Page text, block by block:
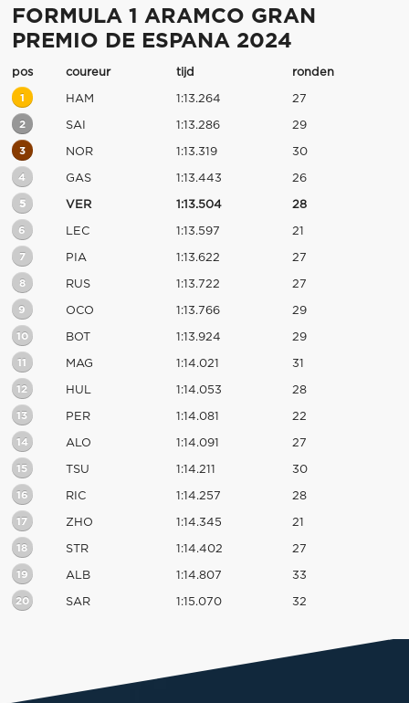
FORMULA 1 ARAMCO GRAN
PREMIO DE ESPANA 2024
pos coureur tijd ronden
1 HAM 1:13.264 27
2 SAI 1:13.286 29
3 NOR 1:13.319 30
4 GAS 1:13.443 26
5 VER 1:13.504 28
6 LEC 1:13.597 21
7 PIA 1:13.622 27
8 RUS 1:13.722 27
9 OCO 1:13.766 29
10 BOT 1:13.924 29
11 MAG 1:14.021 31
12 HUL 1:14.053 28
13 PER 1:14.081 22
14 ALO 1:14.091 27
15 TSU 1:14.211 30
16 RIC 1:14.257 28
17 ZHO 1:14.345 21
18 STR 1:14.402 27
19 ALB 1:14.807 33
20 SAR 1:15.070 32